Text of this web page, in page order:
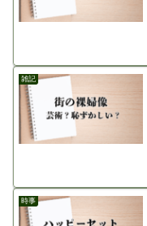
雑記
時事